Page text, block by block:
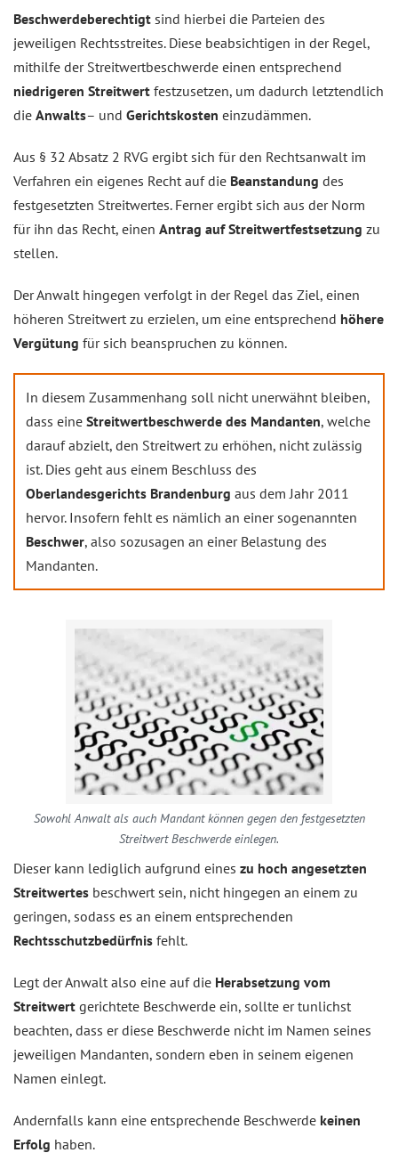
Beschwerdeberechtigt sind hierbei die Parteien des
jeweiligen Rechtsstreites. Diese beabsichtigen in der Regel,
mithilfe der Streitwertbeschwerde einen entsprechend
niedrigeren Streitwert festzusetzen, um dadurch letztendlich
die Anwalts– und Gerichtskosten einzudämmen.
Aus § 32 Absatz 2 RVG ergibt sich für den Rechtsanwalt im
Verfahren ein eigenes Recht auf die Beanstandung des
festgesetzten Streitwertes. Ferner ergibt sich aus der Norm
für ihn das Recht, einen Antrag auf Streitwertfestsetzung zu
stellen.
Der Anwalt hingegen verfolgt in der Regel das Ziel, einen
höheren Streitwert zu erzielen, um eine entsprechend höhere
Vergütung für sich beanspruchen zu können.
In diesem Zusammenhang soll nicht unerwähnt bleiben,
dass eine Streitwertbeschwerde des Mandanten, welche
darauf abzielt, den Streitwert zu erhöhen, nicht zulässig
ist. Dies geht aus einem Beschluss des
Oberlandesgerichts Brandenburg aus dem Jahr 2011
hervor. Insofern fehlt es nämlich an einer sogenannten
Beschwer, also sozusagen an einer Belastung des
Mandanten.
Sowohl Anwalt als auch Mandant können gegen den festgesetzten
Streitwert Beschwerde einlegen.
Dieser kann lediglich aufgrund eines zu hoch angesetzten
Streitwertes beschwert sein, nicht hingegen an einem zu
geringen, sodass es an einem entsprechenden
Rechtsschutzbedürfnis fehlt.
Legt der Anwalt also eine auf die Herabsetzung vom
Streitwert gerichtete Beschwerde ein, sollte er tunlichst
beachten, dass er diese Beschwerde nicht im Namen seines
jeweiligen Mandanten, sondern eben in seinem eigenen
Namen einlegt.
Andernfalls kann eine entsprechende Beschwerde keinen
Erfolg haben.